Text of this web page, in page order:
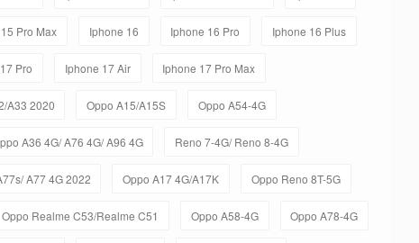
Pro Max Iphone 16 Iphone 16 Pro Iphone 16 Plus
Pro Iphone 17 Air Iphone 17 Pro Max
A33 2020 Oppo A15/A15S Oppo A54-4G
A36 4G/ A76 4G/ A96 4G Reno 7-4G/ Reno 8-4G
A77 4G 2022 Oppo A17 4G/A17K Oppo Reno 8T-5G
Oppo Realme C53/Realme C51 Oppo A58-4G Oppo A78-4G